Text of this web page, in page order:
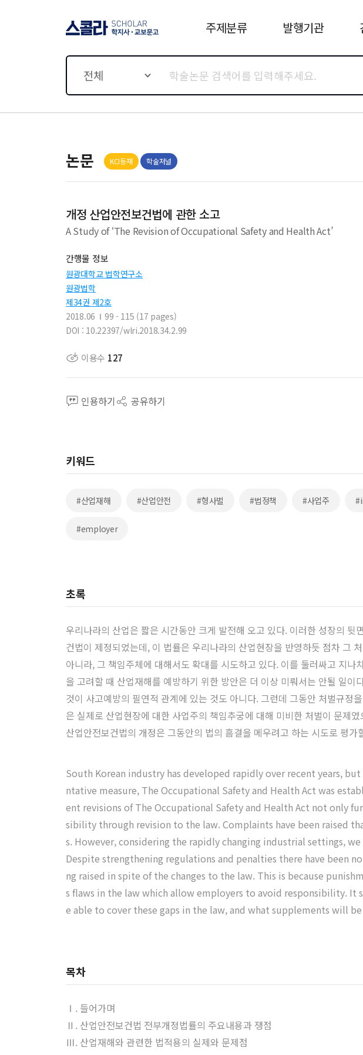
주제분류 발행기관
전체
논문 KCI등재 학술저널
개정 산업안전보건법에 관한 소고
A Study of ‘The Revision of Occupational Safety and Health Act’
간행물 정보
원광대학교 법학연구소
원광법학
제34권 제2호
2018.06
99 - 115 (17 pages)
DOI : 10.22397/wlri.2018.34.2.99
이용수 127
인용하기 공유하기
키워드
#산업재해 #산업안전 #형사벌 #법정책 #사업주
#employer
초록
우리나라의 산업은 짧은 시간동안 크게 발전해 오고 있다. 이러한 성장의
건법이 제정되었는데, 이 법률은 우리나라의 산업현장을 반영하듯 점차 그
아니라, 그 책임주체에 대해서도 확대를 시도하고 있다. 이를 둘러싸고 지
을 고려할 때 산업재해를 예방하기 위한 방안은 더 이상 미뤄서는 안될 일
것이 사고예방의 필연적 관계에 있는 것도 아니다. 그런데 그동안 처벌규정
은 실제로 산업현장에 대한 사업주의 책임추궁에 대해 미비한 처벌이 문제
산업안전보건법의 개정은 그동안의 법의 흠결을 메우려고 하는 시도로 평가
South Korean industry has developed rapidly over recent years,
ntative measure, The Occupational Safety and Health Act was
ent revisions of The Occupational Safety and Health Act not only
sibility through revision to the law. Complaints have been raised
s. However, considering the rapidly changing industrial settings,
Despite strengthening regulations and penalties there have been
ng raised in spite of the changes to the law. This is because
s flaws in the law which allow employers to avoid responsibility.
e able to cover these gaps in the law, and what supplements will
목차
Ⅰ. 들어가며
Ⅱ. 산업안전보건법 전부개정법률의 주요내용과 쟁점
Ⅲ. 산업재해와 관련한 법적용의 실제와 문제점